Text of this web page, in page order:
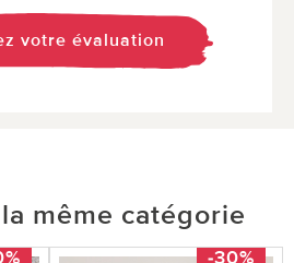
votre évaluation
même catégorie
-30%